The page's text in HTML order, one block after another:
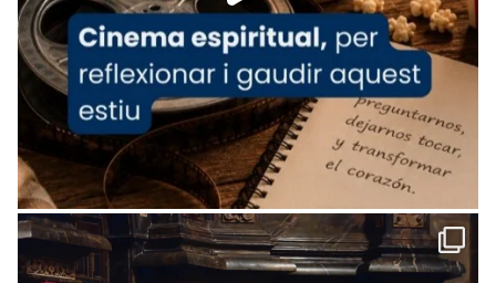
Arquebisbat de Barcelona
2 weeks ago
«Avui les santes Juliana i Semproniana ens
ajuden a alçar la mirada»
Mons. Sergi Gordo, bisbe de Tortosa, ha
presidit aquest 27 de juliol la missa de Les
Santes de Mataró.
🔗tinyurl.com/cvu5jmbk